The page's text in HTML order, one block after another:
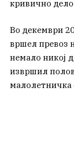
кривично дело
Во декември
вршел превоз
немало никој
извршил
малолетничка